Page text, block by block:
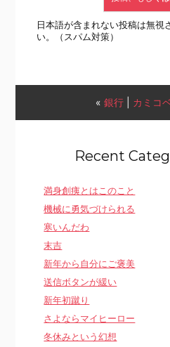
日本語が含まれない投稿は無視
い。（スパム対策）
« 銀行| カミコ
Recent
満身創痍とはこのこと
機械に勇気づけられる
寒いんだわ
末吉
新年から自分にご褒美
送信ボタンが緩い
新年初蹴り
さよならマイヒーロー
冬休みという幻想